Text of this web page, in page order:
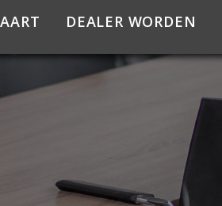
DEALER WORDEN